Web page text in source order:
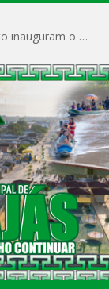
Prefeito Vivaldo Mendes e vice-prefeito Quito inauguram o CAPS e fortalecem a saúde pública em Anajás.